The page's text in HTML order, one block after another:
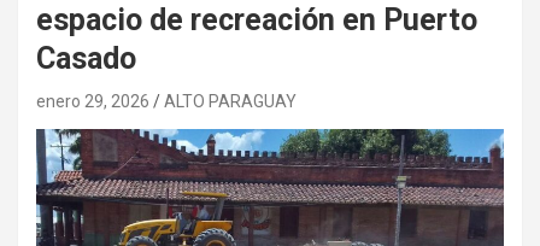
espacio de recreación en Puerto
Casado
enero 29, 2026 ALTO PARAGUAY